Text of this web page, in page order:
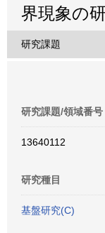
界現象の
研究課題
研究課題/領域番号
13640112
研究種目
基盤研究(C)